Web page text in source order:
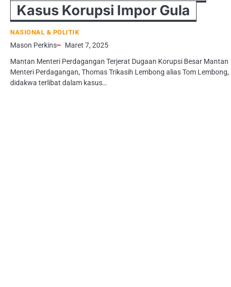
Kasus Korupsi Impor Gula
NASIONAL & POLITIK
Mason Perkins
Maret 7, 2025
Mantan Menteri Perdagangan Terjerat Dugaan Korupsi Besar Mantan
Menteri Perdagangan, Thomas Trikasih Lembong alias Tom Lembong,
didakwa terlibat dalam kasus…